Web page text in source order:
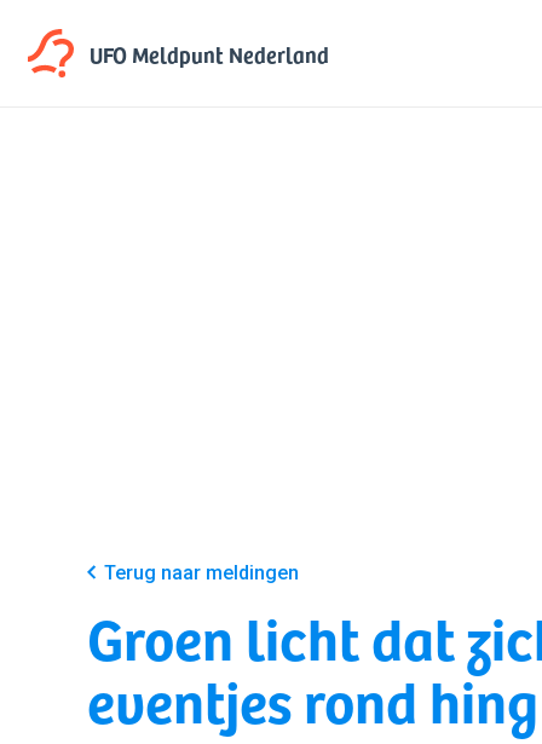
UFO MeldpuntNederland
Terug naar meldingen
Groen licht dat
eventjes rond hing